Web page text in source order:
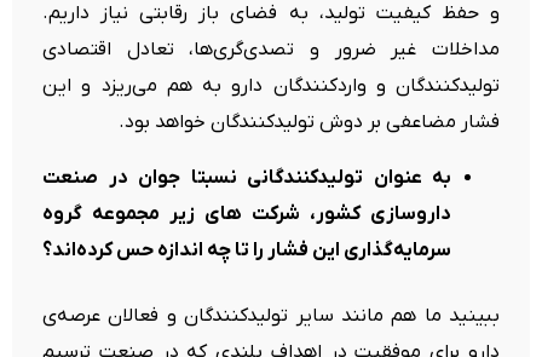
و حفظ کیفیت تولید، به فضای باز رقابتی نیاز داریم.
مداخلات غیر ضرور و تصدی‌گری‌ها، تعادل اقتصادی
تولیدکنندگان و واردکنندگان دارو به هم می‌ریزد و این
فشار مضاعفی بر دوش تولیدکنندگان خواهد بود.
به عنوان تولیدکنندگانی نسبتا جوان در صنعت
داروسازی کشور، شرکت های زیر مجموعه گروه
سرمایه‌گذاری این فشار را تا چه اندازه حس کرده‌اند؟
ببینید ما هم مانند سایر تولیدکنندگان و فعالان عرصه‌ی